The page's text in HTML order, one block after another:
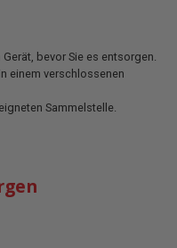
bevor Sie es entsorgen.
einem verschlossenen
Sammelstelle.